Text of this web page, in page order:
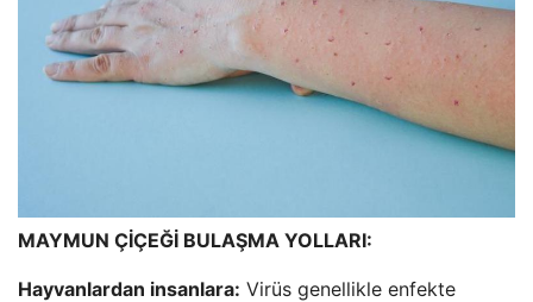
MAYMUN ÇİÇEĞİ BULAŞMA YOLLARI:
Hayvanlardan insanlara: Virüs genellikle enfekte